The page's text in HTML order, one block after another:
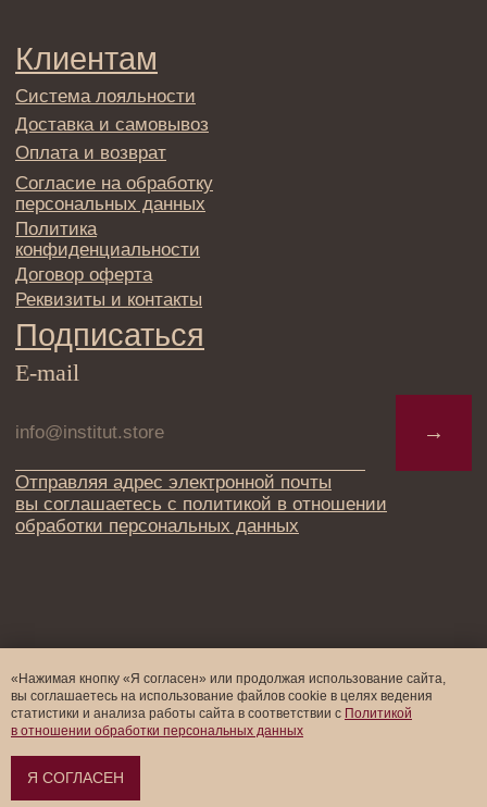
«Нажимая кнопку «Я согласен» или продолжая использование сайта,
вы соглашаетесь на использование файлов cookie в целях ведения
статистики и анализа работы cайта в соответствии с Политикой
в отношении обработки персональных данных
Я СОГЛАСЕН